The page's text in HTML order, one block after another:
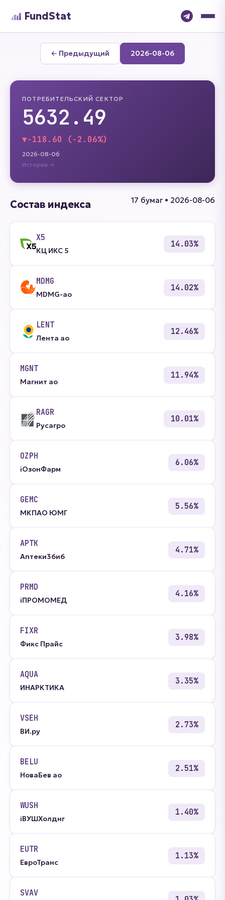
FundStat
← Предыдущий 2026-08-06
ПОТРЕБИТЕЛЬСКИЙ СЕКТОР
5632.49
▼-118.60 (-2.06%)
2026-08-06
История →
Состав индекса 17 бумаг • 2026-08-06
X5
КЦ ИКС 5
14.03%
MDMG
MDMG-ао
14.02%
LENT
Лента ао
12.46%
MGNT
Магнит ао
11.94%
RAGR
Русагро
10.01%
OZPH
iОзонФарм
6.06%
GEMC
МКПАО ЮМГ
5.56%
APTK
Аптеки36и6
4.71%
PRMD
iПРОМОМЕД
4.16%
FIXR
Фикс Прайс
3.98%
AQUA
ИНАРКТИКА
3.35%
VSEH
ВИ.ру
2.73%
BELU
НоваБев ао
2.51%
WUSH
iВУШХолднг
1.40%
EUTR
ЕвроТранс
1.13%
SVAV